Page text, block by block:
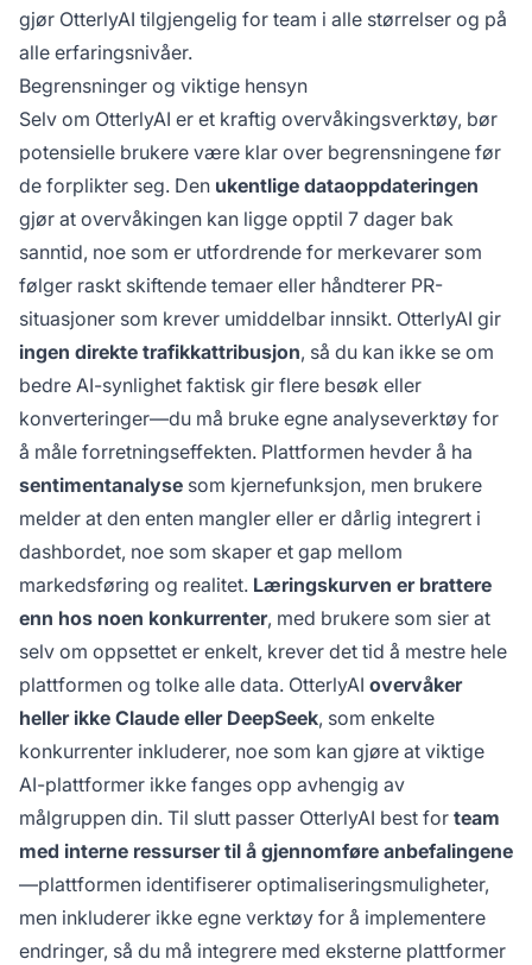
gjør OtterlyAI tilgjengelig for team i alle størrelser og på
alle erfaringsnivåer.
Begrensninger og viktige hensyn
Selv om OtterlyAI er et kraftig overvåkingsverktøy, bør
potensielle brukere være klar over begrensningene før
de forplikter seg. Den ukentlige dataoppdateringen
gjør at overvåkingen kan ligge opptil 7 dager bak
sanntid, noe som er utfordrende for merkevarer som
følger raskt skiftende temaer eller håndterer PR-
situasjoner som krever umiddelbar innsikt. OtterlyAI gir
ingen direkte trafikkattribusjon, så du kan ikke se om
bedre AI-synlighet faktisk gir flere besøk eller
konverteringer—du må bruke egne analyseverktøy for
å måle forretningseffekten. Plattformen hevder å ha
sentimentanalyse som kjernefunksjon, men brukere
melder at den enten mangler eller er dårlig integrert i
dashbordet, noe som skaper et gap mellom
markedsføring og realitet. Læringskurven er brattere
enn hos noen konkurrenter, med brukere som sier at
selv om oppsettet er enkelt, krever det tid å mestre hele
plattformen og tolke alle data. OtterlyAI overvåker
heller ikke Claude eller DeepSeek, som enkelte
konkurrenter inkluderer, noe som kan gjøre at viktige
AI-plattformer ikke fanges opp avhengig av
målgruppen din. Til slutt passer OtterlyAI best for team
med interne ressurser til å gjennomføre anbefalingene
—plattformen identifiserer optimaliseringsmuligheter,
men inkluderer ikke egne verktøy for å implementere
endringer, så du må integrere med eksterne plattformer